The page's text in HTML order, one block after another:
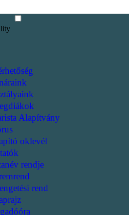
Alapítvány
oklevél
rendje
rend